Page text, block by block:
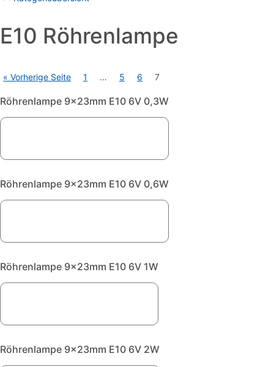
E10 Röhrenlampe
« Vorherige Seite 1 … 5 6 7
Röhrenlampe 9x23mm E10 6V 0,3W
Röhrenlampe 9x23mm E10 6V 0,6W
Röhrenlampe 9x23mm E10 6V 1W
Röhrenlampe 9x23mm E10 6V 2W